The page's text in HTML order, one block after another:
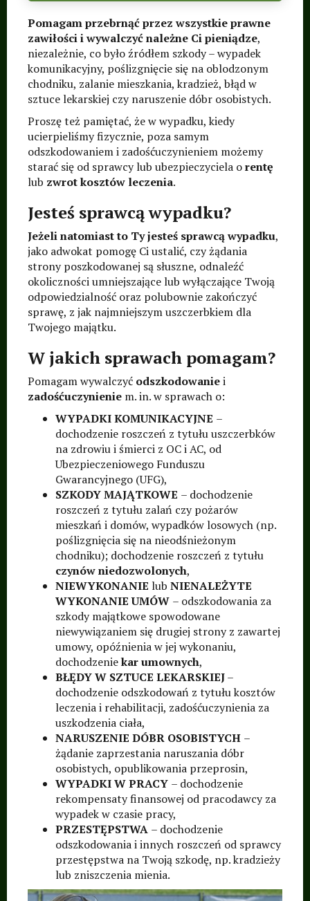
Pomagam przebrnąć przez wszystkie prawne
zawiłości i wywalczyć należne Ci pieniądze,
niezależnie, co było źródłem szkody – wypadek
komunikacyjny, poślizgnięcie się na oblodzonym
chodniku, zalanie mieszkania, kradzież, błąd w
sztuce lekarskiej czy naruszenie dóbr osobistych.
Proszę też pamiętać, że w wypadku, kiedy
ucierpieliśmy fizycznie, poza samym
odszkodowaniem i zadośćuczynieniem możemy
starać się od sprawcy lub ubezpieczyciela orentę
lub zwrot kosztów leczenia.
Jesteś sprawcą wypadku?
Jeżeli natomiast to Ty jesteś sprawcą wypadku,
jako adwokat pomogę Ci ustalić, czy żądania
strony poszkodowanej są słuszne, odnaleźć
okoliczności umniejszające lub wyłączające Twoją
odpowiedzialność oraz polubownie zakończyć
sprawę, z jak najmniejszym uszczerbkiem dla
Twojego majątku.
W jakich sprawach pomagam?
Pomagam wywalczyć odszkodowaniei
zadośćuczynienie m. in. w sprawach o:
WYPADKI KOMUNIKACYJNE –
dochodzenie roszczeń z tytułu uszczerbków
na zdrowiu i śmierci z OC i AC, od
Ubezpieczeniowego Funduszu
Gwarancyjnego (UFG),
SZKODY MAJĄTKOWE – dochodzenie
roszczeń z tytułu zalań czy pożarów
mieszkań i domów, wypadków losowych (np.
poślizgnięcia się na nieodśnieżonym
chodniku); dochodzenie roszczeń z tytułu
czynów niedozwolonych,
NIEWYKONANIE lub NIENALEŻYTE
WYKONANIE UMÓW – odszkodowania za
szkody majątkowe spowodowane
niewywiązaniem się drugiej strony z zawartej
umowy, opóźnienia w jej wykonaniu,
dochodzeniekar umownych,
BŁĘDY W SZTUCE LEKARSKIEJ–
dochodzenie odszkodowań z tytułu kosztów
leczenia i rehabilitacji, zadośćuczynienia za
uszkodzenia ciała,
NARUSZENIE DÓBR OSOBISTYCH –
żądanie zaprzestania naruszania dóbr
osobistych, opublikowania przeprosin,
WYPADKI W PRACY – dochodzenie
rekompensaty finansowej od pracodawcy za
wypadek w czasie pracy,
PRZESTĘPSTWA – dochodzenie
odszkodowania i innych roszczeń od sprawcy
przestępstwa na Twoją szkodę, np. kradzieży
lub zniszczenia mienia.